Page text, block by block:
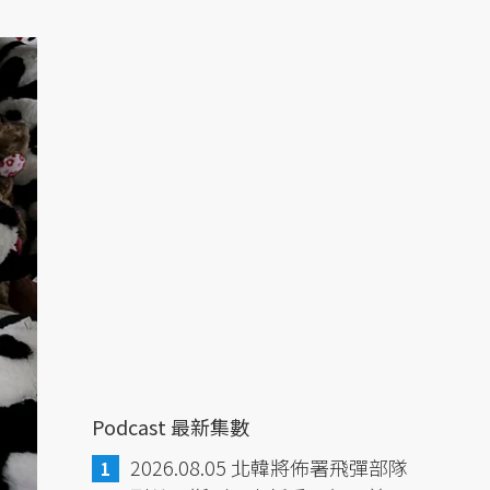
Podcast 最新集數
2026.08.05 北韓將佈署飛彈部隊